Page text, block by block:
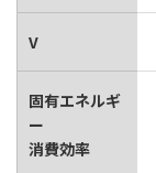
V
固有エネルギ
ー
消費効率